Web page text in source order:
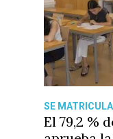
SE
El 79,2 %